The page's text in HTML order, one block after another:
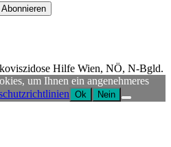
Hilfe Wien, NÖ, N-Bgld.
um Ihnen ein angenehmeres
Ok Nein